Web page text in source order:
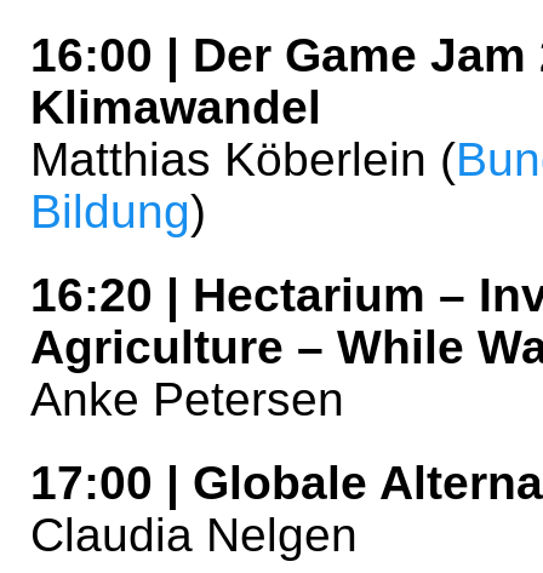
16:00 | Der Game
Klimawandel
Matthias Köberlein (
Bildung)
16:20 | Hectarium –
Agriculture – While
Anke Petersen
17:00 | Globale
Claudia Nelgen